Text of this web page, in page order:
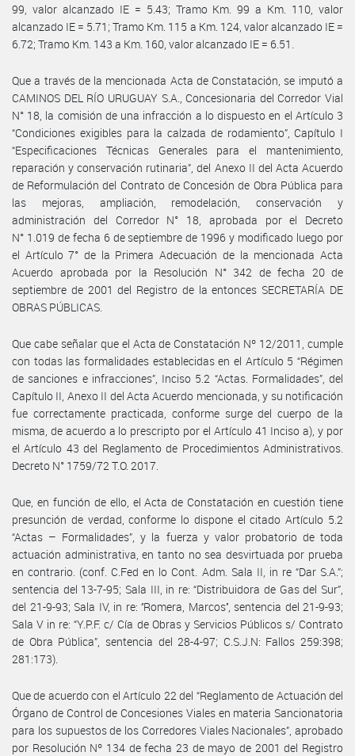
99, valor alcanzado IE = 5.43; Tramo Km. 99 a Km. 110, valor
alcanzado IE = 5.71; Tramo Km. 115 a Km. 124, valor alcanzado IE =
6.72; Tramo Km. 143 a Km. 160, valor alcanzado IE = 6.51.
Que a través de la mencionada Acta de Constatación, se imputó a
CAMINOS DEL RÍO URUGUAY S.A., Concesionaria del Corredor Vial
N° 18, la comisión de una infracción a lo dispuesto en el Artículo 3
“Condiciones exigibles para la calzada de rodamiento”, Capítulo I
“Especificaciones Técnicas Generales para el mantenimiento,
reparación y conservación rutinaria”, del Anexo II del Acta Acuerdo
de Reformulación del Contrato de Concesión de Obra Pública para
las mejoras, ampliación, remodelación, conservación y
administración del Corredor N° 18, aprobada por el Decreto
N° 1.019 de fecha 6 de septiembre de 1996 y modificado luego por
el Artículo 7° de la Primera Adecuación de la mencionada Acta
Acuerdo aprobada por la Resolución N° 342 de fecha 20 de
septiembre de 2001 del Registro de la entonces SECRETARÍA DE
OBRAS PÚBLICAS.
Que cabe señalar que el Acta de Constatación Nº 12/2011, cumple
con todas las formalidades establecidas en el Artículo 5 “Régimen
de sanciones e infracciones”, Inciso 5.2 “Actas. Formalidades”, del
Capítulo II, Anexo II del Acta Acuerdo mencionada, y su notificación
fue correctamente practicada, conforme surge del cuerpo de la
misma, de acuerdo a lo prescripto por el Artículo 41 Inciso a), y por
el Artículo 43 del Reglamento de Procedimientos Administrativos.
Decreto N° 1759/72 T.O. 2017.
Que, en función de ello, el Acta de Constatación en cuestión tiene
presunción de verdad, conforme lo dispone el citado Artículo 5.2
“Actas – Formalidades”, y la fuerza y valor probatorio de toda
actuación administrativa, en tanto no sea desvirtuada por prueba
en contrario. (conf. C.Fed en lo Cont. Adm. Sala II, in re “Dar S.A.”;
sentencia del 13-7-95; Sala III, in re: “Distribuidora de Gas del Sur”,
del 21-9-93; Sala IV, in re: ‘’Romera, Marcos’’, sentencia del 21-9-93;
Sala V in re: “Y.P.F. c/ Cía de Obras y Servicios Públicos s/ Contrato
de Obra Pública”, sentencia del 28-4-97; C.S.J.N: Fallos 259:398;
281:173).
Que de acuerdo con el Artículo 22 del “Reglamento de Actuación del
Órgano de Control de Concesiones Viales en materia Sancionatoria
para los supuestos de los Corredores Viales Nacionales”, aprobado
por Resolución Nº 134 de fecha 23 de mayo de 2001 del Registro